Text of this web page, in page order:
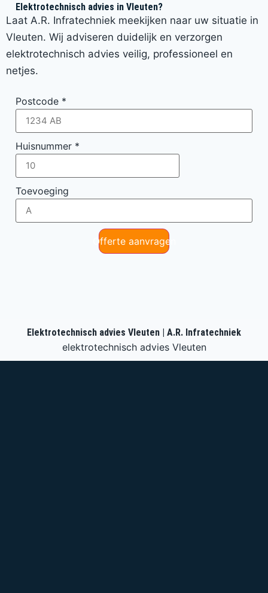
Elektrotechnisch advies in Vleuten?
Laat A.R. Infratechniek meekijken naar uw situatie in
Vleuten. Wij adviseren duidelijk en verzorgen
elektrotechnisch advies veilig, professioneel en
netjes.
Postcode *
Huisnummer *
Toevoeging
Offerte aanvragen
Elektrotechnisch advies Vleuten | A.R. Infratechniek
elektrotechnisch advies Vleuten